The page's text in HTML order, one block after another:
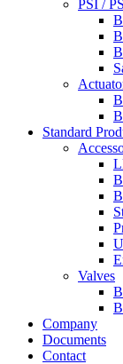
PSI /
Standard
Valves
Company
Documents
Contact